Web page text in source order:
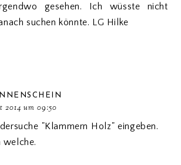
gesehen. Ich wüsste nicht
suchen könnte. LG Hilke
2014 um 09:50
"Klammern Holz" eingeben.
welche.